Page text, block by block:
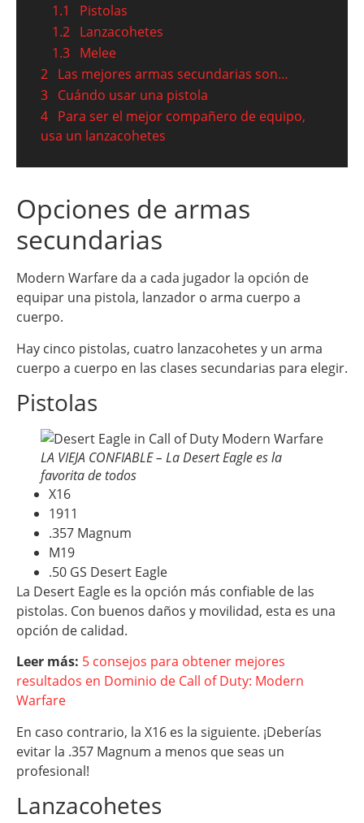
1.1
Pistolas
1.2 Lanzacohetes
1.3 Melee
2 Las mejores armas secundarias son…
3 Cuándo usar una pistola
4 Para ser el mejor compañero de equipo,
usa un lanzacohetes
Opciones de armas
secundarias
Modern Warfare da a cada jugador la opción de
equipar una pistola, lanzador o arma cuerpo a
cuerpo.
Hay cinco pistolas, cuatro lanzacohetes y un arma
cuerpo a cuerpo en las clases secundarias para elegir.
Pistolas
LA VIEJA CONFIABLE – La Desert Eagle es la
favorita de todos
X16
1911
.357 Magnum
M19
.50 GS Desert Eagle
La Desert Eagle es la opción más confiable de las
pistolas. Con buenos daños y movilidad, esta es una
opción de calidad.
Leer más: 5 consejos para obtener mejores
resultados en Dominio de Call of Duty: Modern
Warfare
En caso contrario, la X16 es la siguiente. ¡Deberías
evitar la .357 Magnum a menos que seas un
profesional!
Lanzacohetes